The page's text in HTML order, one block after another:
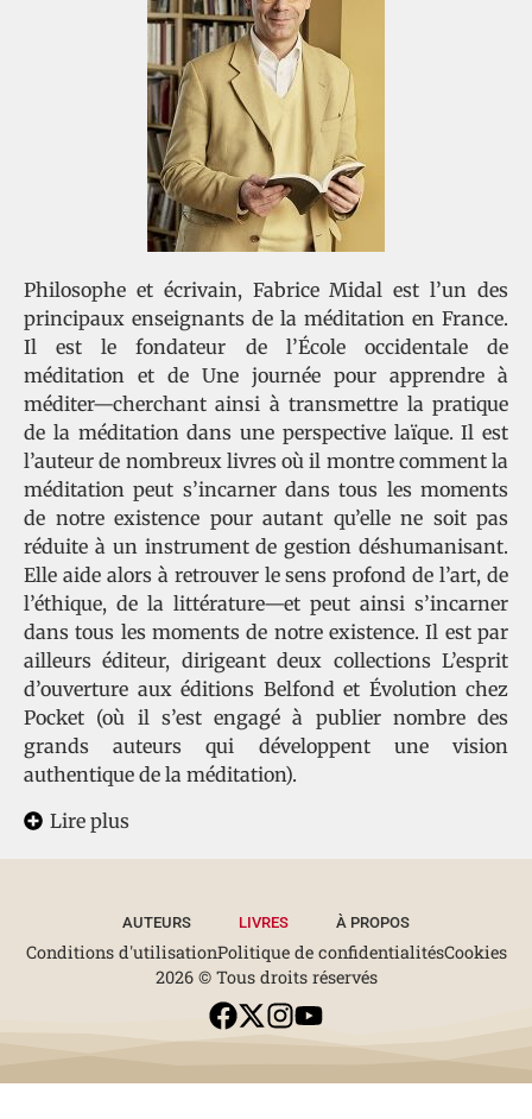
Philosophe et écrivain, Fabrice Midal est l’un des
principaux enseignants de la méditation en France.
Il est le fondateur de l’École occidentale de
méditation et de Une journée pour apprendre à
méditer—cherchant ainsi à transmettre la pratique
de la méditation dans une perspective laïque. Il est
l’auteur de nombreux livres où il montre comment la
méditation peut s’incarner dans tous les moments
de notre existence pour autant qu’elle ne soit pas
réduite à un instrument de gestion déshumanisant.
Elle aide alors à retrouver le sens profond de l’art, de
l’éthique, de la littérature—et peut ainsi s’incarner
dans tous les moments de notre existence. Il est par
ailleurs éditeur, dirigeant deux collections L’esprit
d’ouverture aux éditions Belfond et Évolution chez
Pocket (où il s’est engagé à publier nombre des
grands auteurs qui développent une vision
authentique de la méditation).
Lire plus
AUTEURS LIVRES À PROPOS
Conditions d'utilisationPolitique de confidentialitésCookies
2026 © Tous droits réservés